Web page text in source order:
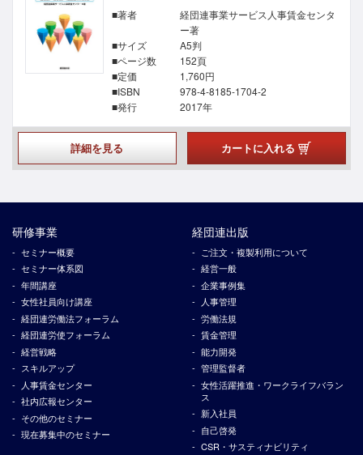
■著者
経団連事業サービス人事賃金センタ
ー著
■サイズ
A5判
■ページ数
152頁
■定価
1,760円
■ISBN
978-4-8185-1704-2
■発行
2017年
詳細を見る カートに入れる
研修事業
セミナー概要
セミナー体系図
年間講座
女性社員向け講座
経団連労働法フォーラム
経団連労使フォーラム
経営戦略
スキルアップ
人事賃金センター
社内広報センター
その他のセミナー
現在募集中のセミナー
経団連出版
ご注文・複製利用について
経営一般
企業事例集
人事管理
労働法規
賃金管理
能力開発
管理監督者
女性活躍推進・ワークライフバラン
ス
新入社員
自己啓発
CSR・サスティナビリティ